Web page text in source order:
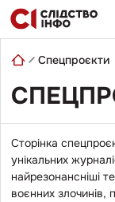
Skip
to
content
пошуковий
запит
Спецпроєкти
Сторінка
унікальних
найрезонансніші
воєнних